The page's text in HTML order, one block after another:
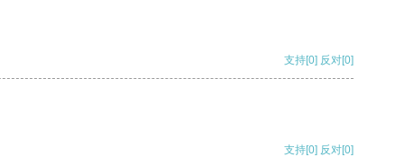
支持[0] 反对[0]
支持[0] 反对[0]